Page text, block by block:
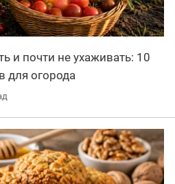
и почти не ухаживать: 10
для огорода